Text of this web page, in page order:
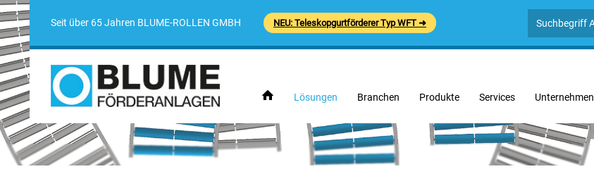
Seit über 65 Jahren BLUME-ROLLEN GMBH NEU: Teleskopgurtförderer Typ WFT ➜
Lösungen Branchen Produkte Services Unternehmen